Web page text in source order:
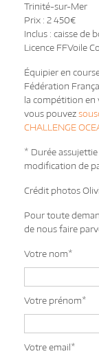
Trinité-sur-Mer
Prix : 2 450€
Inclus : caisse de
Licence FFVoile
Équipier en
Fédération
la compétition en
vous pouvez
CHALLENGE
* Durée
modification de
Crédit photos
Pour toute
de nous faire
Votre nom*
Votre prénom*
Votre email*